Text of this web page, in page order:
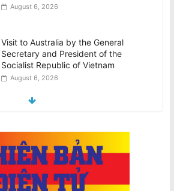
August 6, 2026
Visit to Australia by the General
Secretary and President of the
Socialist Republic of Vietnam
August 6, 2026
Tên lửa SpaceX Falcon 9 đâm vào Mặt
National Stroke Week: Sau tuổi 40, vì
sao bạn cần quan tâm đến đột quỵ?